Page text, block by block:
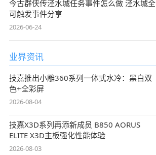
今古群侠传泾水城任务事件怎么做 泾水城全
可触发事件分享
2026-06-24
业界资讯
技嘉推出小雕360系列一体式水冷：黑白双
色+全彩屏
2026-08-04
技嘉X3D系列再添新成员 B850 AORUS
ELITE X3D主板强化性能体验
2026-08-03